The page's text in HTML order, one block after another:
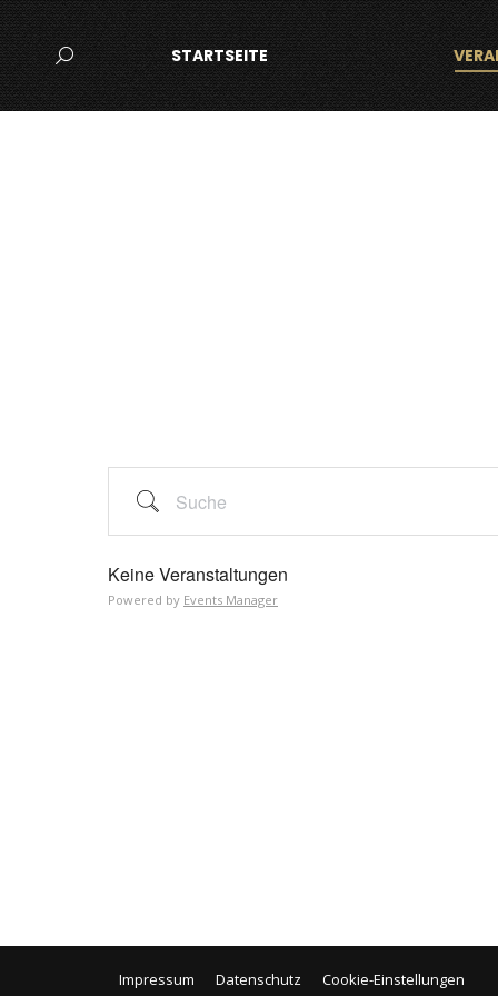
STARTSEITE
Search:
Suche
Keine Veranstaltungen
Powered by Events Manager
Impressum Datenschutz Cookie-Einstellungen